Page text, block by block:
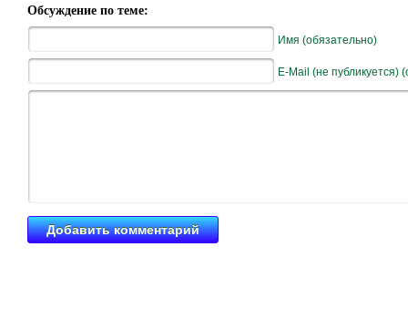
Обсуждение по теме:
Имя (обязательно)
E-Mail (не публикуется)